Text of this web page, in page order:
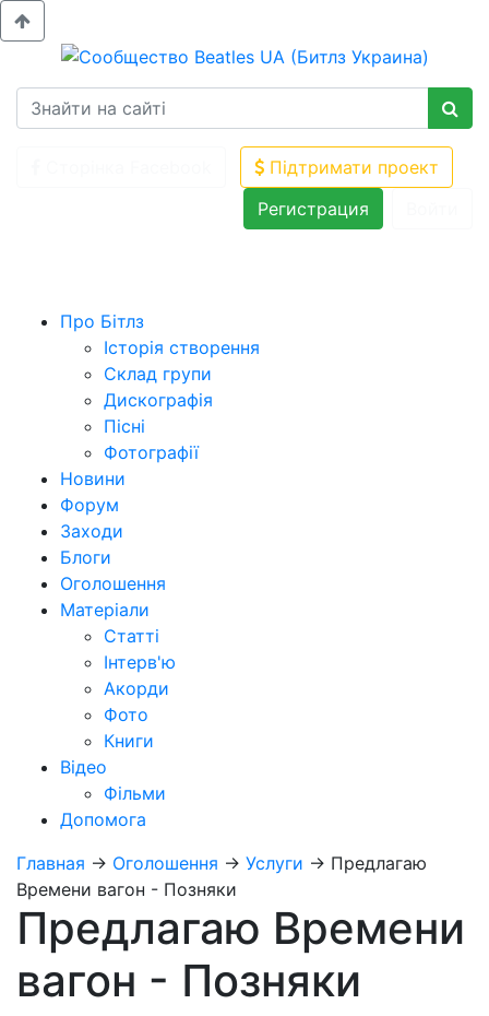
Підтримати проект
Регистрация
Про Бітлз
Історія створення
Склад групи
Дискографія
Пісні
Фотографії
Новини
Форум
Заходи
Блоги
Оголошення
Матеріали
Статті
Інтерв'ю
Акорди
Фото
Книги
Відео
Фільми
Допомога
Главная → Оголошення → Услуги → Предлагаю
Времени вагон - Позняки
Предлагаю Времени
вагон - Позняки